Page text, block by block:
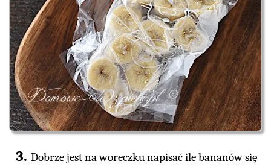
Dobrze jest na woreczku napisać ile bananów się